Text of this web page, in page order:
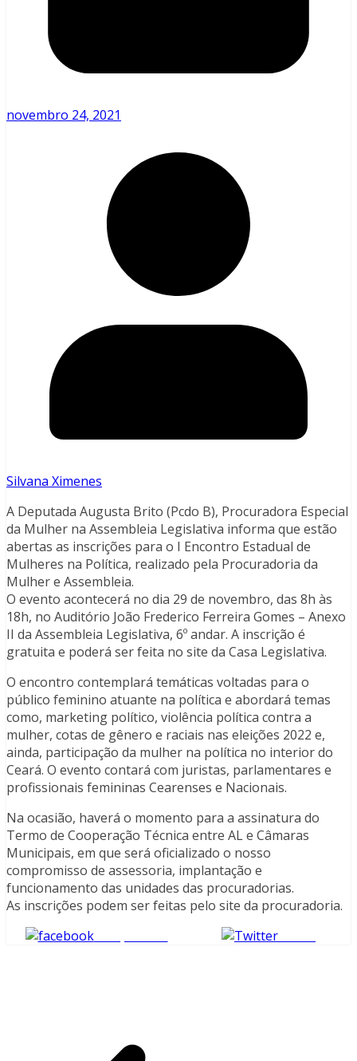
novembro 24, 2021
Silvana Ximenes
A Deputada Augusta Brito (Pcdo B), Procuradora Especial
da Mulher na Assembleia Legislativa informa que estão
abertas as inscrições para o I Encontro Estadual de
Mulheres na Política, realizado pela Procuradoria da
Mulher e Assembleia.
O evento acontecerá no dia 29 de novembro, das 8h às
18h, no Auditório João Frederico Ferreira Gomes – Anexo
II da Assembleia Legislativa, 6º andar. A inscrição é
gratuita e poderá ser feita no site da Casa Legislativa.
O encontro contemplará temáticas voltadas para o
público feminino atuante na política e abordará temas
como, marketing político, violência política contra a
mulher, cotas de gênero e raciais nas eleições 2022 e,
ainda, participação da mulher na política no interior do
Ceará. O evento contará com juristas, parlamentares e
profissionais femininas Cearenses e Nacionais.
Na ocasião, haverá o momento para a assinatura do
Termo de Cooperação Técnica entre AL e Câmaras
Municipais, em que será oficializado o nosso
compromisso de assessoria, implantação e
funcionamento das unidades das procuradorias.
As inscrições podem ser feitas pelo site da procuradoria.
Compartilhe